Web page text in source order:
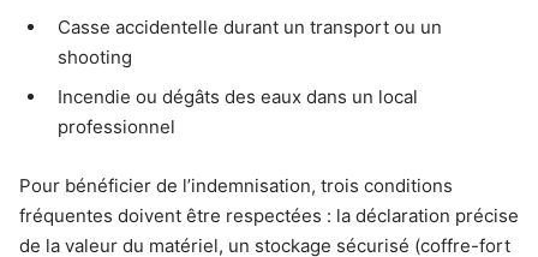
Casse accidentelle durant un transport ou un
shooting
Incendie ou dégâts des eaux dans un local
professionnel
Pour bénéficier de l’indemnisation, trois conditions
fréquentes doivent être respectées : la déclaration précise
de la valeur du matériel, un stockage sécurisé (coffre-fort